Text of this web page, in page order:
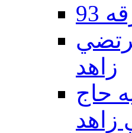
مرتضي
زاهد
1393 - حسينيه حاج